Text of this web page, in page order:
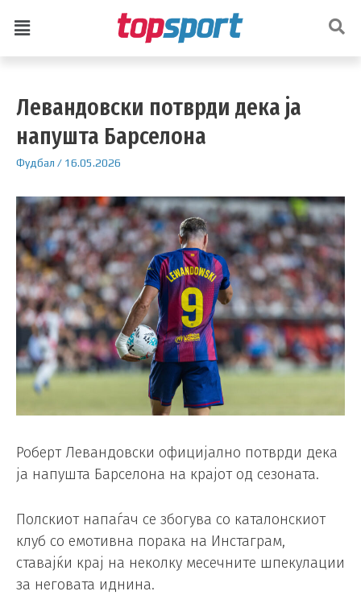
Левандовски потврди дека ја
напушта Барселона
Фудбал / 16.05.2026
Роберт Левандовски официјално потврди дека
ја напушта Барселона на крајот од сезоната.
Полскиот напаѓач се збогува со каталонскиот
клуб со емотивна порака на Инстаграм,
ставајќи крај на неколку месечните шпекулации
за неговата иднина.